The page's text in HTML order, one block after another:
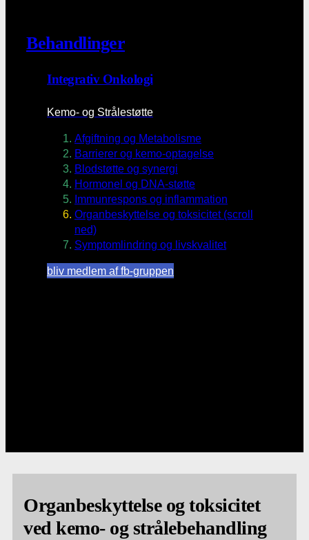
Behandlinger
Integrativ Onkologi
Kemo- og Strålestøtte
Afgiftning og Metabolisme
Barrierer og kemo-optagelse
Blodstøtte og synergi
Hormonel og DNA-støtte
Immunrespons og inflammation
Organbeskyttelse og toksicitet (scroll
ned)
Symptomlindring og livskvalitet
bliv medlem af fb-gruppen
Organbeskyttelse og toksicitet
ved kemo- og strålebehandling